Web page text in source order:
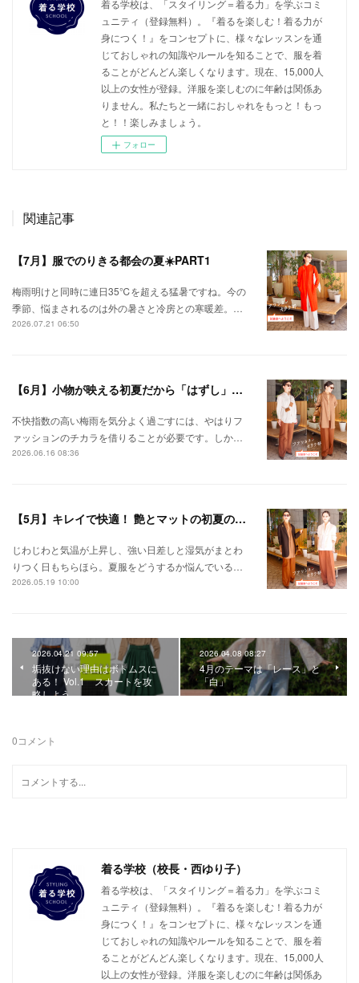
着る学校は、「スタイリング＝着る力」を学ぶコミ
ュニティ（登録無料）。『着るを楽しむ！着る力が
身につく！』をコンセプトに、様々なレッスンを通
じておしゃれの知識やルールを知ることで、服を着
ることがどんどん楽しくなります。現在、15,000人
以上の女性が登録。洋服を楽しむのに年齢は関係あ
りません。私たちと一緒におしゃれをもっと！もっ
と！！楽しみましょう。
フォロー
関連記事
【7月】服でのりきる都会の夏☀️PART1
梅雨明けと同時に連日35℃を超える猛暑ですね。今の
季節、悩まされるのは外の暑さと冷房との寒暖差。…
2026.07.21 06:50
【6月】小物が映える初夏だから「はずし」で今っぽく
不快指数の高い梅雨を気分よく過ごすには、やはりフ
ァッションのチカラを借りることが必要です。しか…
2026.06.16 08:36
【5月】キレイで快適！ 艶とマットの初夏のバランスコーデ
じわじわと気温が上昇し、強い日差しと湿気がまとわ
りつく日もちらほら。夏服をどうするか悩んでいる…
2026.05.19 10:00
2026.04.21 09:57
垢抜けない理由はボトムスに
ある！ Vol.1 スカートを攻
略しよう
2026.04.08 08:27
4月のテーマは「レース」と
「白」
0コメント
着る学校（校長・西ゆり子）
着る学校は、「スタイリング＝着る力」を学ぶコミ
ュニティ（登録無料）。『着るを楽しむ！着る力が
身につく！』をコンセプトに、様々なレッスンを通
じておしゃれの知識やルールを知ることで、服を着
ることがどんどん楽しくなります。現在、15,000人
以上の女性が登録。洋服を楽しむのに年齢は関係あ